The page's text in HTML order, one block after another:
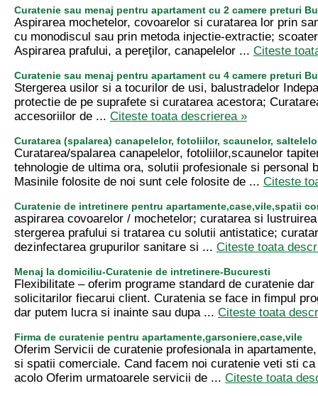
Curatenie sau menaj pentru apartament cu 2 camere preturi
Aspirarea mochetelor, covoarelor si curatarea lor prin
cu monodiscul sau prin metoda injectie-extractie;
Aspirarea prafului, a pereţilor, canapelelor ... Citeste
Curatenie sau menaj pentru apartament cu 4 camere preturi
Stergerea usilor si a tocurilor de usi, balustradelor
protectie de pe suprafete si curatarea acestora;
accesoriilor de ... Citeste toata descrierea »
Curatarea (spalarea) canapelelor, fotoliilor, scaunelor,
Curatarea/spalarea canapelelor, fotoliilor,scaunelor
tehnologie de ultima ora, solutii profesionale si personal
Masinile folosite de noi sunt cele folosite de ... Citeste
Curatenie de intretinere pentru apartamente,case,vile,spatii
aspirarea covoarelor / mochetelor; curatarea si
stergerea prafului si tratarea cu solutii antistatice;
dezinfectarea grupurilor sanitare si ... Citeste toata
Menaj la domiciliu-Curatenie de intretinere-Bucuresti
Flexibilitate – oferim programe standard de curatenie
solicitarilor fiecarui client. Curatenia se face in fimpul
dar putem lucra si inainte sau dupa ... Citeste toata
Firma de curatenie pentru apartamente,garsoniere,case,vile
Oferim Servicii de curatenie profesionala in
si spatii comerciale. Cand facem noi curatenie veti sti
acolo Oferim urmatoarele servicii de ... Citeste toata